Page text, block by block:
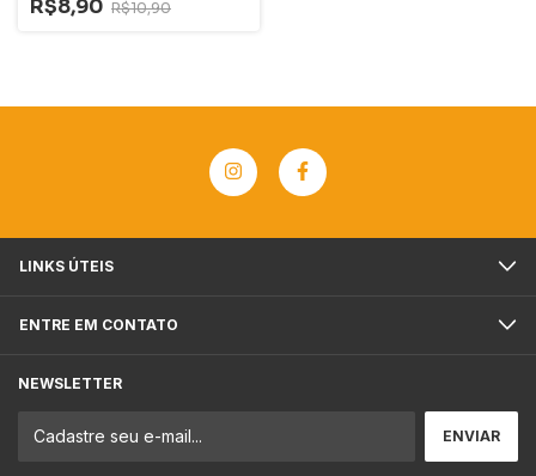
R$8,90 R$10,90
LINKS ÚTEIS
ENTRE EM CONTATO
NEWSLETTER